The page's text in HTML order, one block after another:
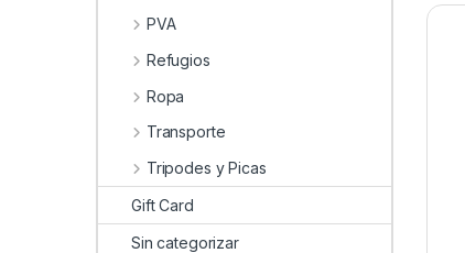
PVA
Refugios
Ropa
Transporte
Tripodes y Picas
Gift Card
Sin categorizar